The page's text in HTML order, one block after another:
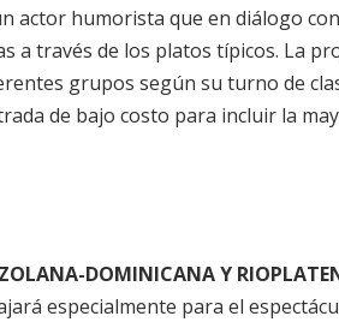
actor humorista que en diálogo
a través de los platos típicos. La
grupos según su turno de
de bajo costo para incluir la
DOMINICANA Y
especialmente para el